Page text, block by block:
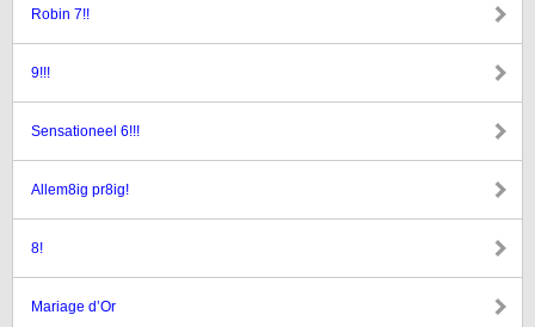
Robin 7!!
9!!!
Sensationeel 6!!!
Allem8ig pr8ig!
8!
Mariage d’Or